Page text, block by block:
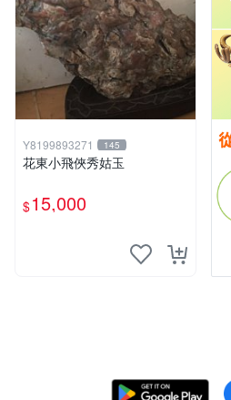
Y8199893271 145
花東小飛俠秀姑玉
$15,000